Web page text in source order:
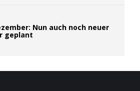
Nun auch noch neuer
geplant